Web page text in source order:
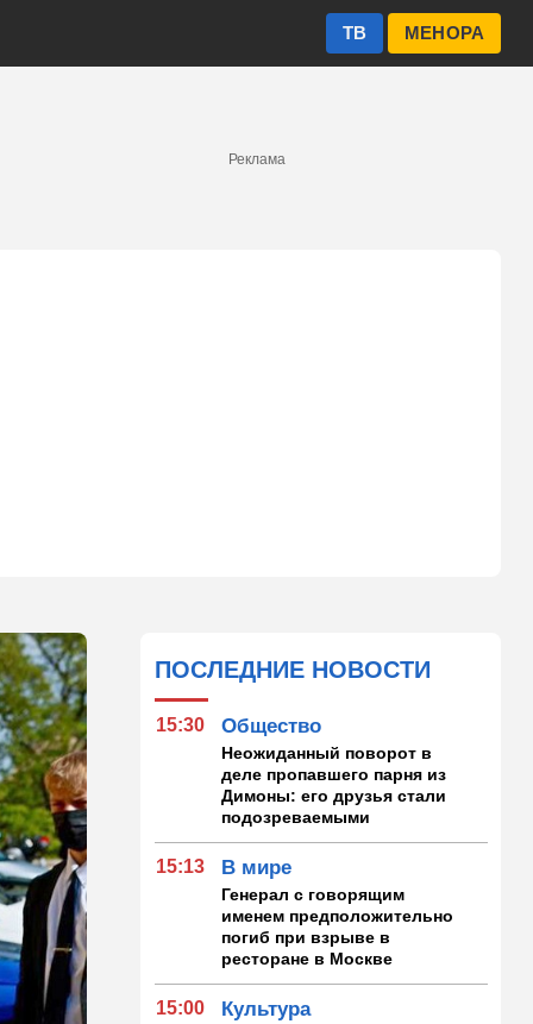
МЕНОРА
ТВ
Реклама
ПОСЛЕДНИЕ НОВОСТИ
15:30 Общество
Неожиданный поворот в
деле пропавшего парня из
Димоны: его друзья стали
подозреваемыми
15:13 В мире
Генерал с говорящим
именем предположительно
погиб при взрыве в
ресторане в Москве
15:00 Культура